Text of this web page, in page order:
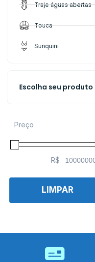
Traje águas abertas
Touca
Sunquini
Escolha seu produto
Preço
R$
LIMPAR